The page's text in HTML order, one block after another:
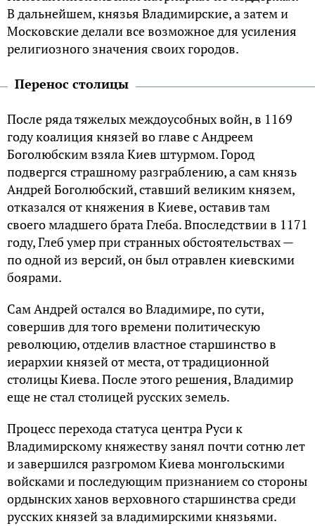
В дальнейшем, князья Владимирские, а затем и
Московские делали все возможное для усиления
религиозного значения своих городов.
Перенос столицы
После ряда тяжелых междоусобных войн, в 1169
году коалиция князей во главе с Андреем
Боголюбским взяла Киев штурмом. Город
подвергся страшному разграблению, а сам князь
Андрей Боголюбский, ставший великим князем,
отказался от княжения в Киеве, оставив там
своего младшего брата Глеба. Впоследствии в 1171
году, Глеб умер при странных обстоятельствах —
по одной из версий, он был отравлен киевскими
боярами.
Сам Андрей остался во Владимире, по сути,
совершив для того времени политическую
революцию, отделив властное старшинство в
иерархии князей от места, от традиционной
столицы Киева. После этого решения, Владимир
еще не стал столицей русских земель.
Процесс перехода статуса центра Руси к
Владимирскому княжеству занял почти сотню лет
и завершился разгромом Киева монгольскими
войсками и последующим признанием со стороны
ордынских ханов верховного старшинства среди
русских князей за владимирскими князьями.